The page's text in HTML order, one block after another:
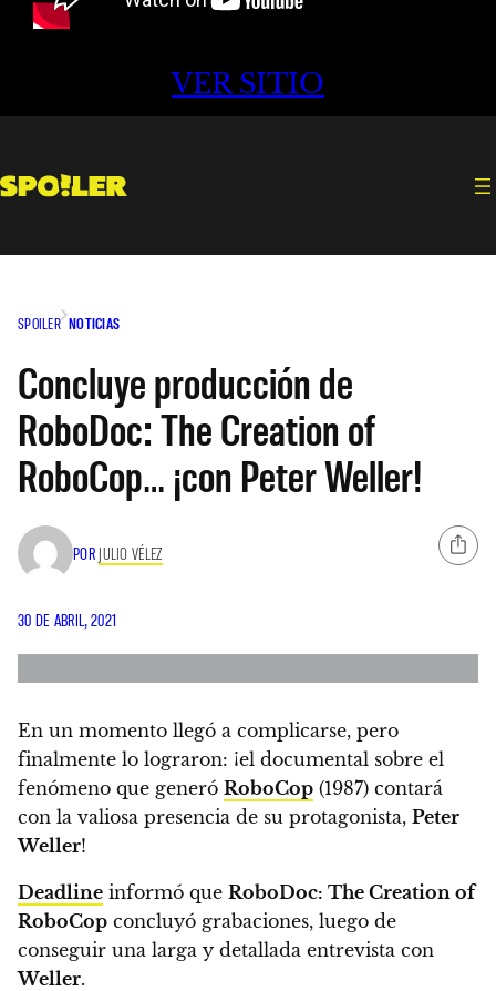
VER SITIO
SPOILER NOTICIAS
Concluye producción de
RoboDoc: The Creation of
RoboCop… ¡con Peter Weller!
POR JULIO VÉLEZ
30 DE ABRIL, 2021
En un momento llegó a complicarse, pero
finalmente lo lograron: ¡el documental sobre el
fenómeno que generó RoboCop (1987) contará
con la valiosa presencia de su protagonista, Peter
Weller!
Deadline informó que RoboDoc: The Creation of
RoboCop concluyó grabaciones, luego de
conseguir una larga y detallada entrevista con
Weller.